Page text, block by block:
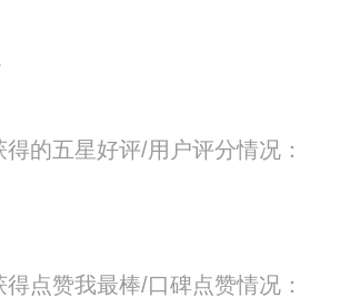
的五星好评/用户评分情况：
点赞我最棒/口碑点赞情况：